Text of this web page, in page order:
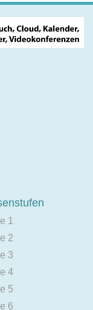
1
2
3
4
5
6